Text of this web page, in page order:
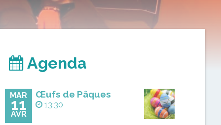
Agenda
MAR
11
AVR
Œufs de Pâques
13:30